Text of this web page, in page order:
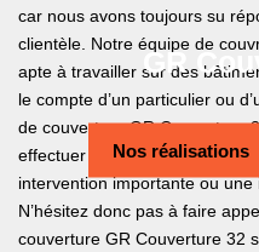
GR
Nos réalisations
car nous avons toujours su
clientèle. Notre équipe de
apte à travailler sur des
le compte d’un particulier ou
de couverture GR Couverture
effectuer tous les travaux
intervention importante ou
N’hésitez donc pas à faire
couverture GR Couverture 32